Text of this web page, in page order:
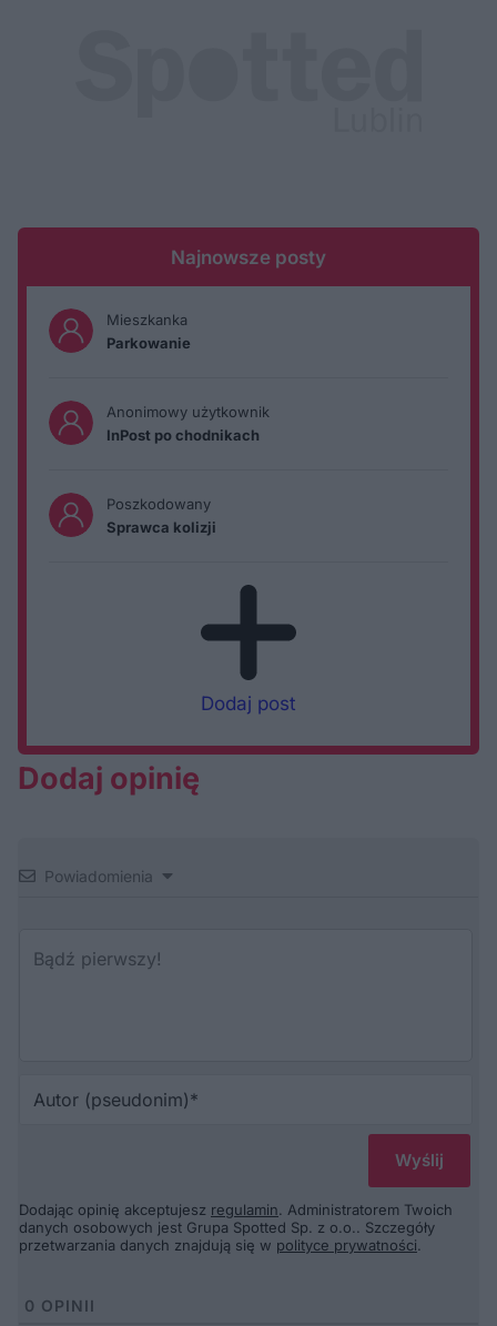
Najnowsze posty
Mieszkanka
Parkowanie
Anonimowy użytkownik
InPost po chodnikach
Poszkodowany
Sprawca kolizji
Dodaj post
Dodaj opinię
Powiadomienia
Dodając opinię akceptujesz regulamin. Administratorem Twoich
danych osobowych jest Grupa Spotted Sp. z o.o.. Szczegóły
przetwarzania danych znajdują się w polityce prywatności.
0 OPINII